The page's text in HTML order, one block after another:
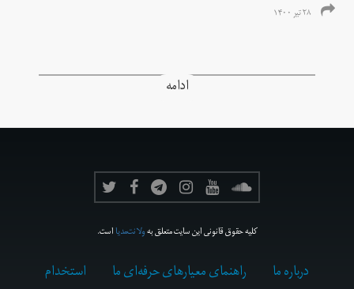
۲۸ تیر ۱۴۰۰
ادامه
کلیه حقوق قانونی این سایت متعلق بهولانت‌مدیااست.
درباره ما راهنمای معیارهای حرفه‌ای ما استخدام